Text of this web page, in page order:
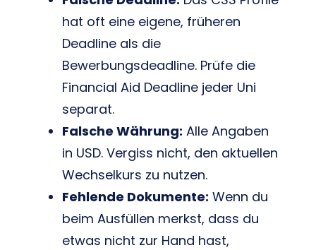
hat oft eine eigene, früheren
Deadline als die
Bewerbungsdeadline. Prüfe die
Financial Aid Deadline jeder Uni
separat.
Falsche Währung: Alle Angaben
in USD. Vergiss nicht, den aktuellen
Wechselkurs zu nutzen.
Fehlende Dokumente: Wenn du
beim Ausfüllen merkst, dass du
etwas nicht zur Hand hast,